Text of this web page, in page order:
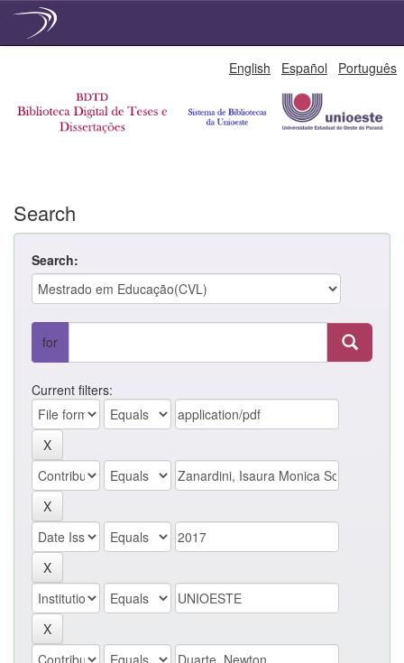
English Español Português
Search
Search:
for
Current filters: